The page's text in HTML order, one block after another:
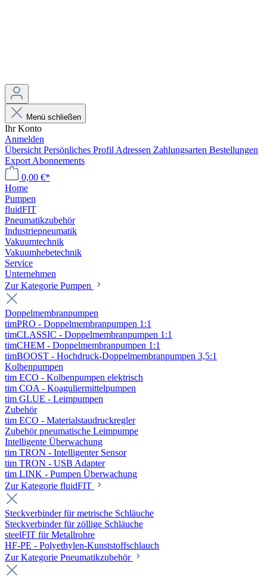
Menü schließen
Ihr Konto
Anmelden
Übersicht Persönliches Profil Adressen Zahlungsarten Bestellungen
Export Abonnements
0,00 €*
Home
Pumpen
fluidFIT
Pneumatikzubehör
Industriepneumatik
Vakuumtechnik
Vakuumhebetechnik
Service
Unternehmen
Zur Kategorie Pumpen
Doppelmembranpumpen
timPRO - Doppelmembranpumpen 1:1
timCLASSIC - Doppelmembranpumpen 1:1
timCHEM - Doppelmembranpumpen 1:1
timBOOST - Hochdruck-Doppelmembranpumpen 3,5:1
Kolbenpumpen
tim ECO - Kolbenpumpen elektrisch
tim COA - Koaguliermittelpumpen
tim GLUE - Leimpumpen
Zubehör
tim ECO - Materialstaudruckregler
Zubehör pneumatische Leimpumpe
Intelligente Überwachung
tim TRON - Intelligenter Sensor
tim TRON - USB Adapter
tim LINK - Pumpen Überwachung
Zur Kategorie fluidFIT
Steckverbinder für metrische Schläuche
Steckverbinder für zöllige Schläuche
steelFIT für Metallrohre
HF-PE - Polyethylen-Kunststoffschlauch
Zur Kategorie Pneumatikzubehör